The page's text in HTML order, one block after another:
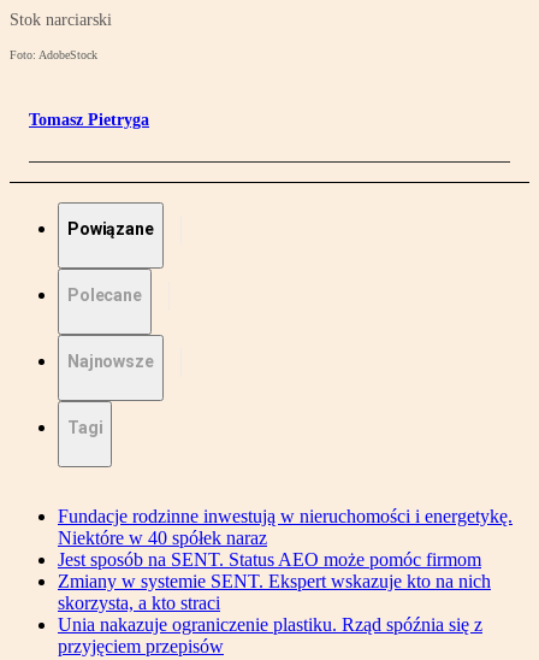
Stok narciarski
Foto: AdobeStock
Tomasz Pietryga
Powiązane
Polecane
Najnowsze
Tagi
Fundacje rodzinne inwestują w nieruchomości i energetykę.
Niektóre w 40 spółek naraz
Jest sposób na SENT. Status AEO może pomóc firmom
Zmiany w systemie SENT. Ekspert wskazuje kto na nich
skorzysta, a kto straci
Unia nakazuje ograniczenie plastiku. Rząd spóźnia się z
przyjęciem przepisów